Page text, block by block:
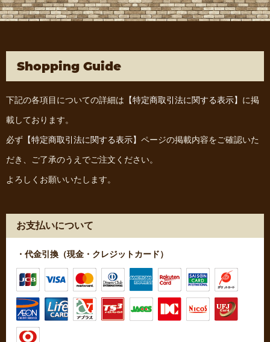
Shopping Guide
下記の各項目についての詳細は 【特定商取引法に関する表示】 に掲
載しております。
必ず 【特定商取引法に関する表示】 ページの掲載内容をご確認いた
だき、ご了承のうえでご注文ください。
よろしくお願いいたします。
お支払いについて
・代金引換（現金・クレジットカード）